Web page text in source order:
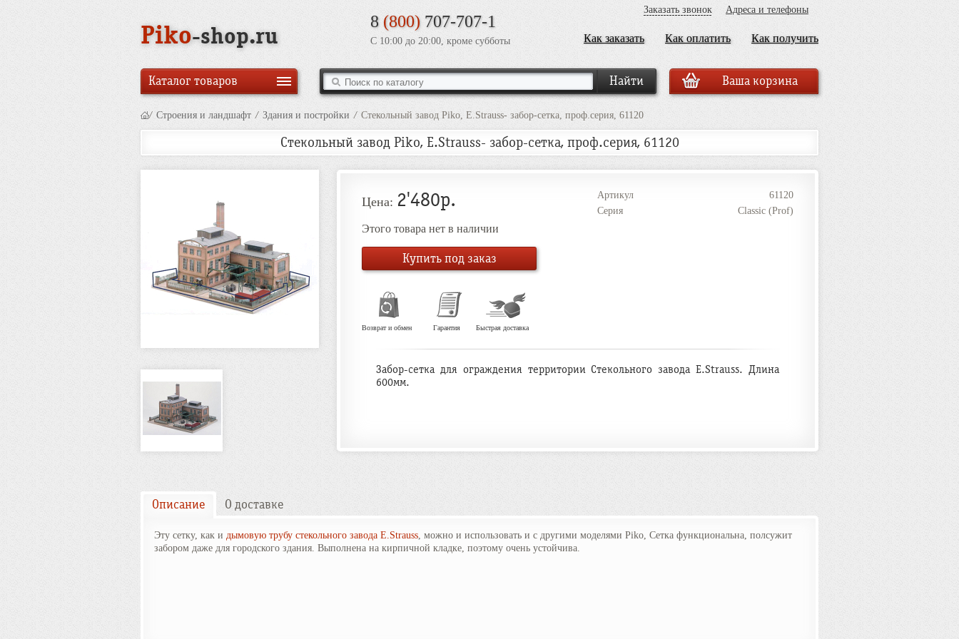
Piko-shop.ru
8 (800)707-707-1
С 10:00 до 20:00, кроме субботы
Адреса и телефоны
Заказать звонок
Как получить
Как оплатить
Как заказать
Каталог товаров Ваша корзина
/ Строения и ландшафт / Здания и постройки / Стекольный завод Piko, E.Strauss- забор-сетка, проф.серия, 61120
Стекольный завод Piko, E.Strauss- забор-сетка, проф.серия, 61120
Артикул
61120
Серия
Classic (Prof)
Цена: 2'480р.
Этого товара нет в наличии
Купить под заказ
Возврат и обмен Гарантия Быстрая доставка
Забор-сетка для ограждения территории Стекольного завода E.Strauss. Длина
600мм.
Описание О доставке
Эту сетку, как и дымовую трубу стекольного завода E.Strauss, можно и использовать и с другими моделями Piko, Сетка функциональна, полсужит
забором даже для городского здания. Выполнена на кирпичной кладке, поэтому очень устойчива.